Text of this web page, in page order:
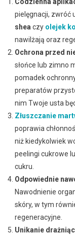
pielęgnacji, zwróć
shea czy olejek
nawilżają oraz
Ochrona przed
słońce lub zimno
pomadek
preparatów
nim Twoje usta
Złuszczanie
poprawia
niż kiedykolwiek
peelingi cukrowe
cukru.
Odpowiednie
Nawodnienie
skóry, w tym
regeneracyjne.
Unikanie